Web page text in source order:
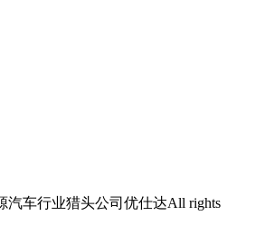
汽车行业猎头公司优仕达All rights